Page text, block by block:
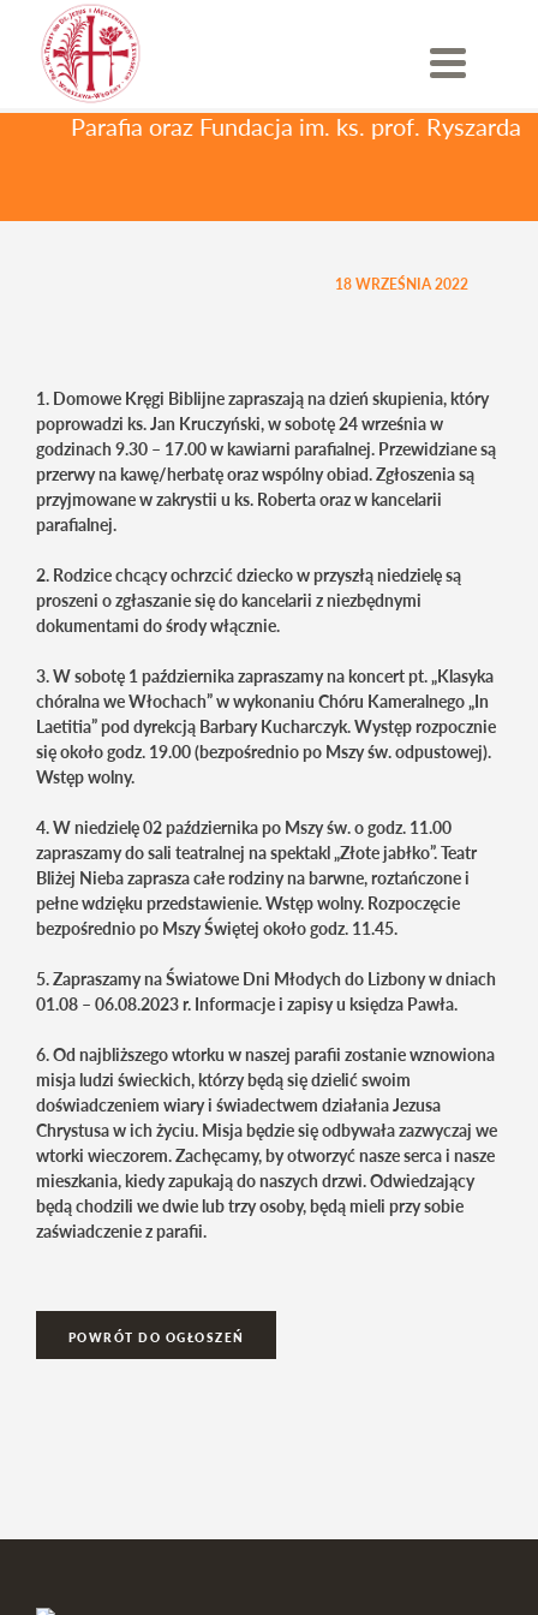
Parafia oraz Fundacja im. ks. prof.
Ogłoszenia parafialne
NIEDZIELA ZWYKŁA
XXV NIEDZIELA
18 WRZEŚNIA 2022
1. Domowe Kręgi Biblijne zapraszają na dzień skupienia, który
poprowadzi ks. Jan Kruczyński, w sobotę 24 września w
godzinach 9.30 – 17.00 w kawiarni parafialnej. Przewidziane są
przerwy na kawę/herbatę oraz wspólny obiad. Zgłoszenia są
przyjmowane w zakrystii u ks. Roberta oraz w kancelarii
parafialnej.
2. Rodzice chcący ochrzcić dziecko w przyszłą niedzielę są
proszeni o zgłaszanie się do kancelarii z niezbędnymi
dokumentami do środy włącznie.
3. W sobotę 1 października zapraszamy na koncert pt. „Klasyka
chóralna we Włochach” w wykonaniu Chóru Kameralnego „In
Laetitia” pod dyrekcją Barbary Kucharczyk. Występ rozpocznie
się około godz. 19.00 (bezpośrednio po Mszy św. odpustowej).
Wstęp wolny.
4. W niedzielę 02 października po Mszy św. o godz. 11.00
zapraszamy do sali teatralnej na spektakl „Złote jabłko”. Teatr
Bliżej Nieba zaprasza całe rodziny na barwne, roztańczone i
pełne wdzięku przedstawienie. Wstęp wolny. Rozpoczęcie
bezpośrednio po Mszy Świętej około godz. 11.45.
5. Zapraszamy na Światowe Dni Młodych do Lizbony w dniach
01.08 – 06.08.2023 r. Informacje i zapisy u księdza Pawła.
6. Od najbliższego wtorku w naszej parafii zostanie wznowiona
misja ludzi świeckich, którzy będą się dzielić swoim
doświadczeniem wiary i świadectwem działania Jezusa
Chrystusa w ich życiu. Misja będzie się odbywała zazwyczaj we
wtorki wieczorem. Zachęcamy, by otworzyć nasze serca i nasze
mieszkania, kiedy zapukają do naszych drzwi. Odwiedzający
będą chodzili we dwie lub trzy osoby, będą mieli przy sobie
zaświadczenie z parafii.
POWRÓT DO OGŁOSZEŃ